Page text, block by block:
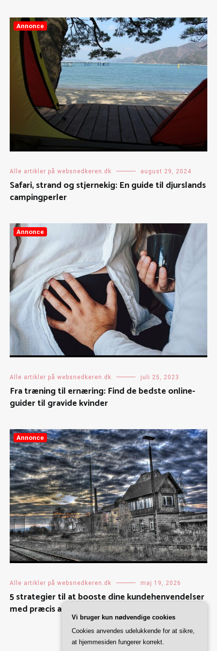
Annonce
Alle artikler på websnedkeren.dk august 29, 2024
Safari, strand og stjernekig: En guide til djurslands
campingperler
Annonce
Alle artikler på websnedkeren.dk juli 25, 2023
Fra træning til ernæring: Find de bedste online-
guider til gravide kvinder
Annonce
Alle artikler på websnedkeren.dk maj 19, 2026
5 strategier til at booste dine kundehenvendelser
med præcis annoncering
Vi bruger kun nødvendige cookies
Cookies anvendes udelukkende for at sikre,
at hjemmesiden fungerer korrekt.